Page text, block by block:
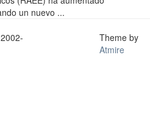
un nuevo ...
Theme by
Atmire